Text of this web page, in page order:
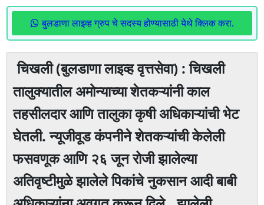
बुलडाणा लाइव्ह ग्रुप चे सदस्य होण्यासाठी येथे क्लिक करा.
चिखली (बुलडाणा लाइव्ह वृत्तसेवा) : चिखली
तालुक्यातील अमोन्याच्या शेतकऱ्यांनी काल
तहसीलदार आणि तालुका कृषी अधिकाऱ्यांची भेट
घेतली. न्यूजीवूड कंपनीने शेतकऱ्यांची केलेली
फसवणूक आणि २६ जून रोजी झालेल्या
अतिवृष्टीमुळे झालेले पिकांचे नुकसान आदी बाबी